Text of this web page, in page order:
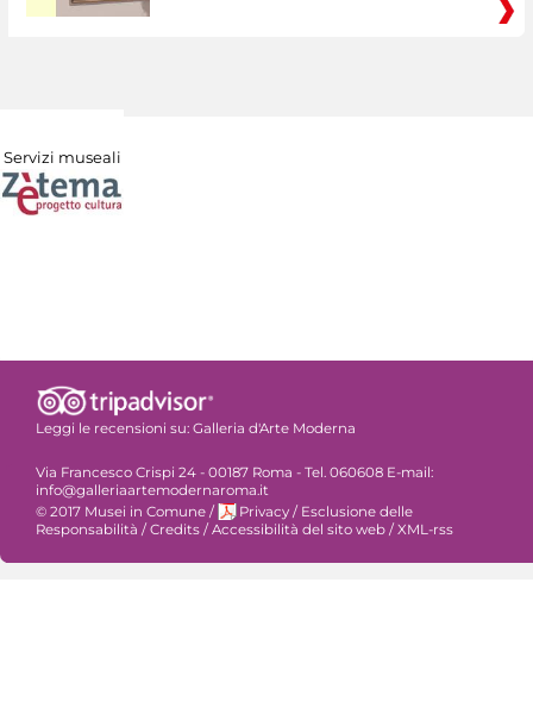
Servizi museali
Leggi le recensioni su: Galleria d'Arte Moderna
Via Francesco Crispi 24 - 00187 Roma - Tel. 060608 E-mail:
info@galleriaartemodernaroma.it
© 2017 Musei in Comune / Privacy / Esclusione delle
Responsabilità / Credits / Accessibilità del sito web / XML-rss